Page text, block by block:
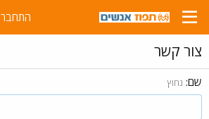
התחבר
צור קשר
שם נחוץ